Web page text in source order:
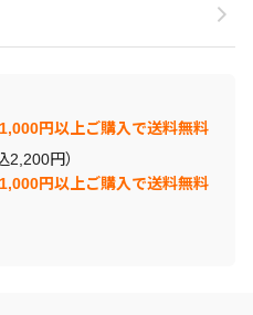
円以上ご購入で送料無料
2,200円）
円以上ご購入で送料無料